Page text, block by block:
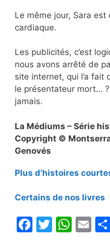
Le même jour, Sara est
cardiaque.
Les publicités, c’est
nous avons arrêté de
site internet, qui l’a
le présentateur mort…
jamais.
La Médiums – Série
Copyright ©
Genovés
Plus d’histoires
Certains de nos livres
F
T
W E